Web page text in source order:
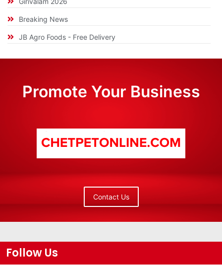
Breaking News
JB Agro Foods - Free Delivery
Promote Your Business
Contact Us
Follow Us